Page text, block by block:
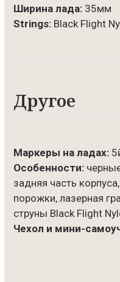
Ширина лада: 35мм
Strings: Black Flight
Другое
Маркеры на ладах:
Особенности:
задняя часть
порожки, лазерная
струны Black Flight
Чехол и мини-